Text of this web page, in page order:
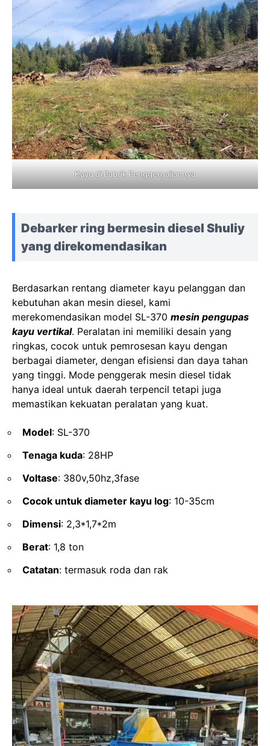
Kayu di Pabrik Penggergajiannya
Debarker ring bermesin diesel Shuliy
yang direkomendasikan
Berdasarkan rentang diameter kayu pelanggan dan
kebutuhan akan mesin diesel, kami
merekomendasikan model SL-370 mesin pengupas
kayu vertikal. Peralatan ini memiliki desain yang
ringkas, cocok untuk pemrosesan kayu dengan
berbagai diameter, dengan efisiensi dan daya tahan
yang tinggi. Mode penggerak mesin diesel tidak
hanya ideal untuk daerah terpencil tetapi juga
memastikan kekuatan peralatan yang kuat.
Model: SL-370
Tenaga kuda: 28HP
Voltase: 380v,50hz,3fase
Cocok untuk diameter kayu log: 10-35cm
Dimensi: 2,3*1,7*2m
Berat: 1,8 ton
Catatan: termasuk roda dan rak